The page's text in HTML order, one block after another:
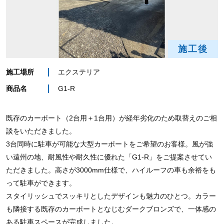
施工後
施工場所 エクステリア
商品名 G1-R
既存のカーポート（2台用＋1台用）が経年劣化のため取替えのご相
談をいただきました。
3台同時に駐車が可能な大型カーポートをご希望のお客様。風が強
い遠州の地、耐風性や耐久性に優れた「G1-R」をご提案させてい
ただきました。高さが3000mm仕様で、ハイルーフの車も余裕をも
って駐車ができます。
スタイリッシュでスッキリとしたデザインも魅力のひとつ。カラー
も隣接する既存のカーポートとなじむダークブロンズで、一体感の
ある駐車スペースが完成しました。